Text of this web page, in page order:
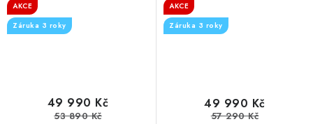
AKCE
Záruka 3 roky
49 990 Kč
53 890 Kč
AKCE
Záruka 3 roky
49 990 Kč
57 290 Kč